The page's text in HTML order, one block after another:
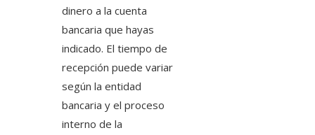
dinero a la cuenta
bancaria que hayas
indicado. El tiempo de
recepción puede variar
según la entidad
bancaria y el proceso
interno de la